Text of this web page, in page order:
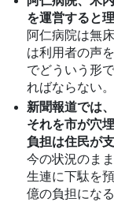
を運営すると
阿仁病院は無
は利用者の声
でどういう形
ればならない。
新聞報道では
それを市が穴
負担は住民が
今の状況のま
生連に下駄を
億の負担にな